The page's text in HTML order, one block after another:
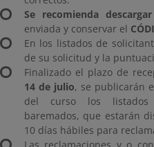
Se recomienda
enviada y conservar el
En los listados de
de su solicitud y la
Finalizado el plazo de
14 de julio, se publicarán
del curso los listados
baremados, que estarán
10 días hábiles para